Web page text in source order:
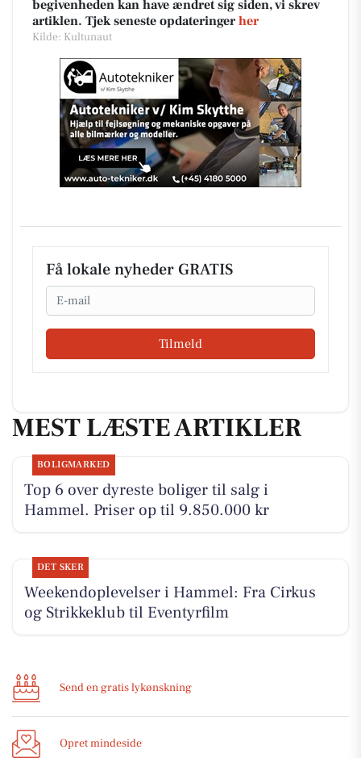
begivenheden kan have ændret sig siden, vi skrev
artiklen. Tjek seneste opdateringer her
Kilde: Kultunaut
Få lokale nyheder GRATIS
Email
Tilmeld
MEST LÆSTE ARTIKLER
BOLIGMARKED
Top 6 over dyreste boliger til salg i
Hammel. Priser op til 9.850.000 kr
DET SKER
Weekendoplevelser i Hammel: Fra Cirkus
og Strikkeklub til Eventyrfilm
Send en gratis lykønskning
Opret mindeside